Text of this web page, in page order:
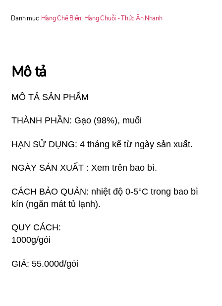
QUỐC
DẠNG
số
lượng
Danh mục: Hàng Chế Biến, Hàng Chuỗi - Thức Ăn Nhanh
Mô tả
MÔ TẢ SẢN PHẨM
THÀNH PHẦN: Gạo (98%), muối
HẠN SỬ DỤNG: 4 tháng kể từ ngày sản xuất.
NGÀY SẢN XUẤT : Xem trên bao bì.
CÁCH BẢO QUẢN: nhiệt độ 0-5°C trong bao bì
kín (ngăn mát tủ lạnh).
QUY CÁCH:
1000g/gói
GIÁ: 55.000đ/gói